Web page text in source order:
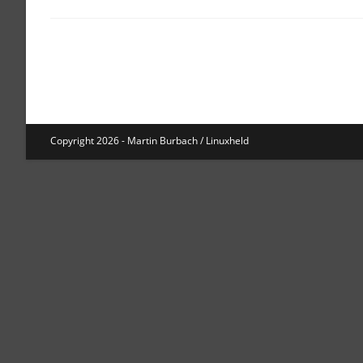
Copyright 2026 - Martin Burbach / Linuxheld